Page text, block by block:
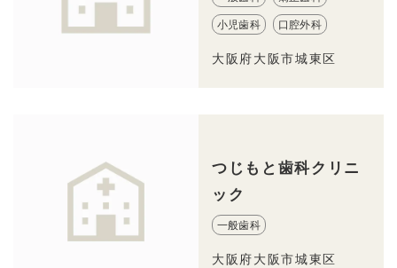
小児歯科 口腔外科
大阪府大阪市城東区
つじもと歯科クリニ
ック
一般歯科
大阪府大阪市城東区